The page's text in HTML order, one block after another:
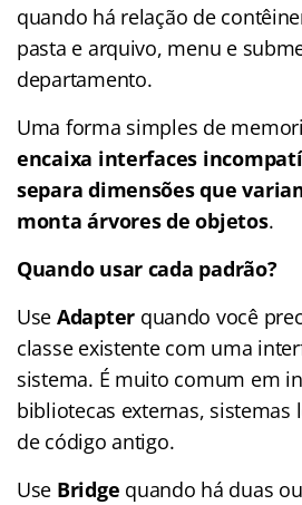
quando há relação de
pasta e arquivo, menu e
departamento.
Uma forma simples de
encaixa interfaces
separa dimensões que
monta árvores de objetos.
Quando usar cada padrão?
Use Adapter quando você
classe existente com uma
sistema. É muito comum em
bibliotecas externas, sistemas
de código antigo.
Use Bridge quando há duas